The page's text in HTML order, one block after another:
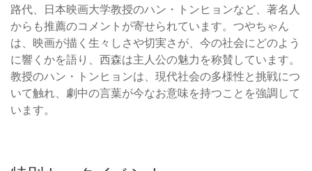
路代、日本映画大学教授のハン・トンヒョンなど、著名人
からも推薦のコメントが寄せられています。つやちゃん
は、映画が描く生々しさや切実さが、今の社会にどのよう
に響くかを語り、西森は主人公の魅力を称賛しています。
教授のハン・トンヒョンは、現代社会の多様性と挑戦につ
いて触れ、劇中の言葉が今なお意味を持つことを強調して
います。